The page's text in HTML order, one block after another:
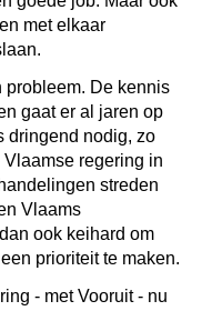
met elkaar
probleem. De kennis
gaat er al jaren op
dringend nodig, zo
regering in
streden
Vlaams
ook keihard om
prioriteit te maken.
- met Vooruit - nu